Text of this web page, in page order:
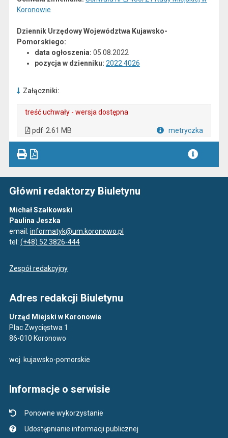
Koronowie
Dziennik Urzędowy Województwa Kujawsko-
Pomorskiego:
data ogłoszenia: 05.08.2022
pozycja w dzienniku: 2022.4026
Załączniki:
treść uchwały - wersja dostępna
pdf 2.61 MB metryczka
Główni redaktorzy Biuletynu
Michał Szałkowski
Paulina Jeszka
email: informatyk@um.koronowo.pl
tel: (+48) 52 3826-444
Zespół redakcyjny
Adres redakcji Biuletynu
Urząd Miejski w Koronowie
Plac Zwycięstwa 1
86-010 Koronowo
woj. kujawsko-pomorskie
Informacje o serwisie
Ponowne wykorzystanie
Udostępnianie informacji publicznej